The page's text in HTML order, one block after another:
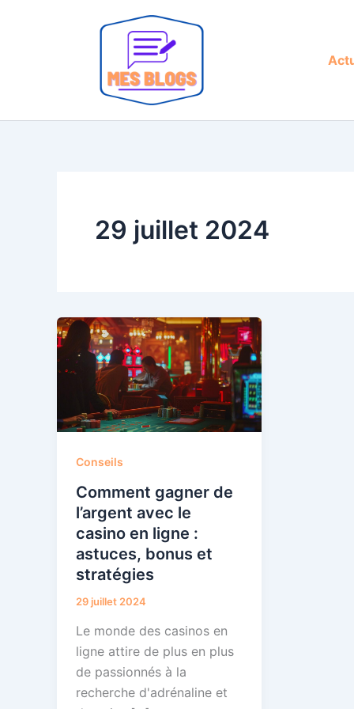
29 juillet 2024
Conseils
Comment gagner de
l’argent avec le
casino en ligne :
astuces, bonus et
stratégies
29 juillet 2024
Le monde des casinos en
ligne attire de plus en plus
de passionnés à la
recherche d'adrénaline et